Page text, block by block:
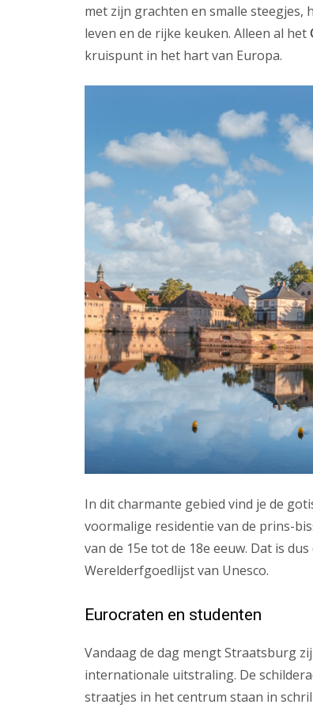
met zijn grachten en smalle
leven en de rijke keuken. Alleen al het
kruispunt in het hart van Europa.
In dit charmante gebied vind je de
voormalige residentie van de prins-
van de 15e tot de 18e eeuw. Dat is
Werelderfgoedlijst van Unesco.
Eurocraten en studenten
Vandaag de dag mengt Straatsburg
internationale uitstraling. De
straatjes in het centrum staan in